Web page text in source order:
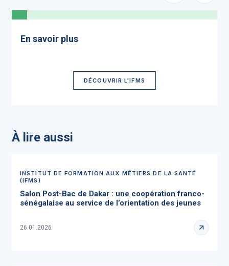
En savoir plus
DÉCOUVRIR L'IFMS
À lire aussi
INSTITUT DE FORMATION AUX MÉTIERS DE LA SANTÉ
(IFMS)
Salon Post-Bac de Dakar : une coopération franco-
sénégalaise au service de l’orientation des jeunes
26.01.2026